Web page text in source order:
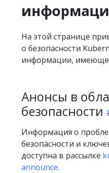
На этой странице
о безопасности
информации,
Анонсы в
безопасности
Информация о
безопасности и
доступна в рассылке
announce.